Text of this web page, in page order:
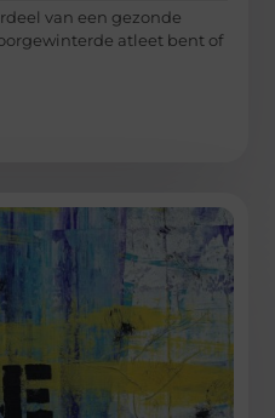
van een gezonde
atleet bent of